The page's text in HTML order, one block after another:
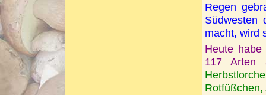
Regen
Südwesten
macht, wird
Heute
117 Arten
Rotfüßchen,